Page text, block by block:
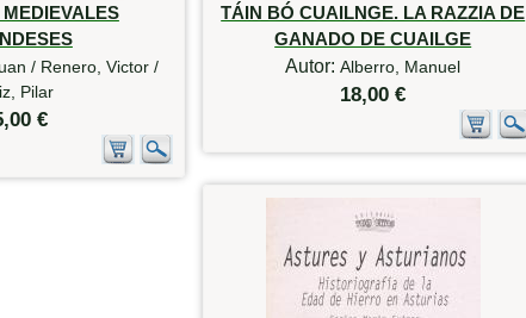
/ Renero, Victor /
Pilar
€
TÁIN BÓ CUAILNGE. LA RAZZIA DE
GANADO DE CUAILGE
Autor:Alberro, Manuel
18,00 €